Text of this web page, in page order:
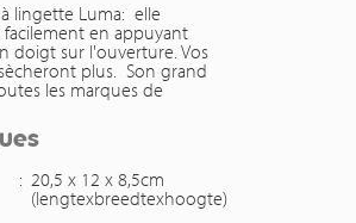
lingette Luma: elle
en appuyant
doigt sur l'ouverture. Vos
plus. Son grand
les marques de
: 20,5 x 12 x 8,5cm
(lengtexbreedtexhoogte)